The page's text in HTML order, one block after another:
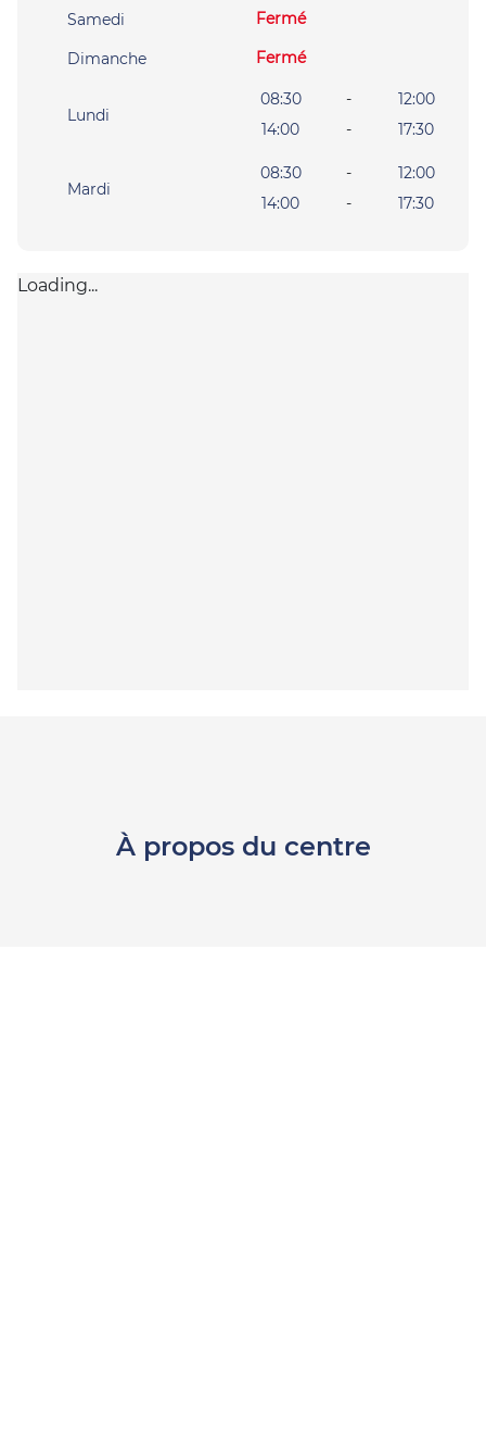
Samedi Fermé
Dimanche Fermé
Lundi
08:30 -
12:00
14:00
- 17:30
Mardi
08:30 -
12:00
14:00
- 17:30
Loading...
À propos du centre